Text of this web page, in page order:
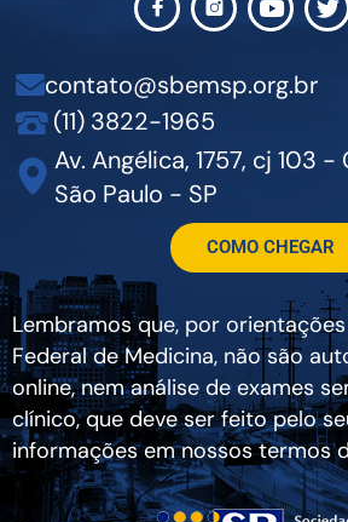
contato@sbemsp.org.br
(11) 3822-1965
Av. Angélica, 1757, cj 103
São Paulo - SP
COMO CHEGAR
Lembramos que, por
Federal de Medicina, não são
online, nem análise de exames
clínico, que deve ser feito pelo
informações em nossos termos